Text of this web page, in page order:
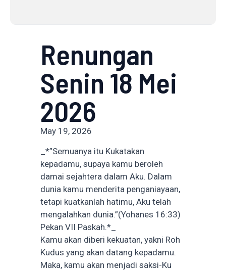
Renungan
Senin 18 Mei
2026
May 19, 2026
_*”Semuanya itu Kukatakan
kepadamu, supaya kamu beroleh
damai sejahtera dalam Aku. Dalam
dunia kamu menderita penganiayaan,
tetapi kuatkanlah hatimu, Aku telah
mengalahkan dunia.”(Yohanes 16:33)
Pekan VII Paskah.*_
Kamu akan diberi kekuatan, yakni Roh
Kudus yang akan datang kepadamu.
Maka, kamu akan menjadi saksi-Ku